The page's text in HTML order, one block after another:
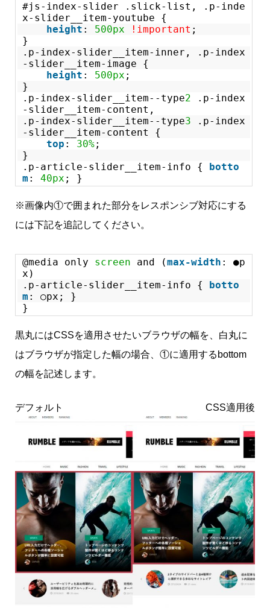
#js-index-slider .slick-list, .p-inde
x-slider__item-youtube {
height : 500px !important ;
}
.p-index-slider__item-inner, .p-index
-slider__item-image {
height : 500px ;
}
.p-index-slider__item--type2
.p-index
-slider__item-content,
.p-index-slider__item--type3
.p-index
-slider__item-content {
top : 30%;
}
.p-article-slider__item-info {
botto
m : 40px ; }
※画像内①で囲まれた部分をレスポンシブ対応にする
には下記を追記してください。
@media only screen and (max-width : ●p
x)
.p-article-slider__item-info {
botto
m : ○px; }
}
黒丸にはCSSを適用させたいブラウザの幅を、白丸に
はブラウザが指定した幅の場合、①に適用するbottom
の幅を記述します。
デフォルト CSS適用後